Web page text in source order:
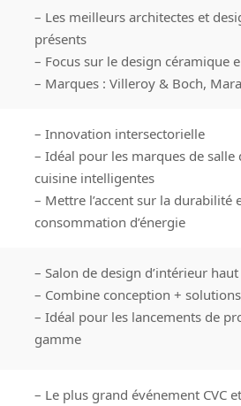
– Les meilleurs architectes et
présents
– Focus sur le design céramique
– Marques : Villeroy & Boch,
– Innovation intersectorielle
– Idéal pour les marques de salle
cuisine intelligentes
– Mettre l’accent sur la durabilité
consommation d’énergie
– Salon de design d’intérieur
– Combine conception +
– Idéal pour les lancements de
gamme
– Le plus grand événement CVC